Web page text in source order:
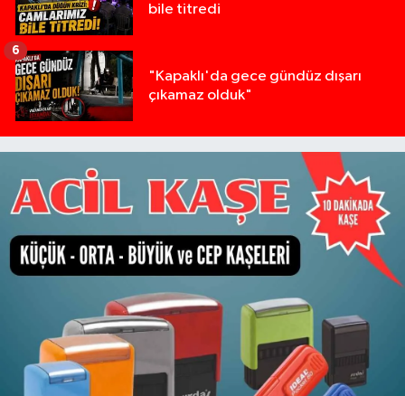
bile titredi
"Kapaklı'da gece gündüz dışarı
çıkamaz olduk"
6